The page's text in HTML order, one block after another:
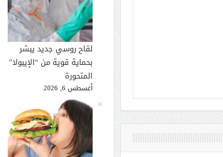
لقاح روسي جديد يبشر
بحماية قوية من “الإيبولا”
المتحورة
أغسطس 6, 2026